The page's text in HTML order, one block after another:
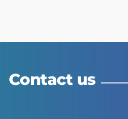
Contact us